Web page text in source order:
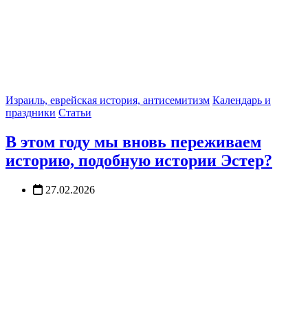
Израиль, еврейская история, антисемитизм Календарь и
праздники Статьи
В этом году мы вновь переживаем
историю, подобную истории Эстер?
27.02.2026